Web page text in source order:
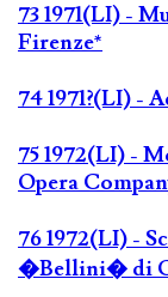
73 1971(LI) -
Firenze*
74 1971?(LI) -
75 1972(LI) -
Opera
76 1972(LI) -
�Bellini� di